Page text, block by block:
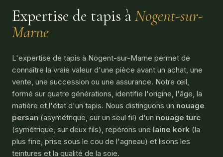
Expertise de tapis àNogent-sur-
Marne
L'expertise de tapis à Nogent-sur-Marne permet de
connaître la vraie valeur d'une pièce avant un achat, une
vente, une succession ou une assurance. Notre œil,
formé sur quatre générations, identifie l'origine, l'âge, la
matière et l'état d'un tapis. Nous distinguons un nouage
persan (asymétrique, sur un seul fil) d'un nouage turc
(symétrique, sur deux fils), repérons une laine kork (la
plus fine, prise sous le cou de l'agneau) et lisons les
teintures et la qualité de la soie.